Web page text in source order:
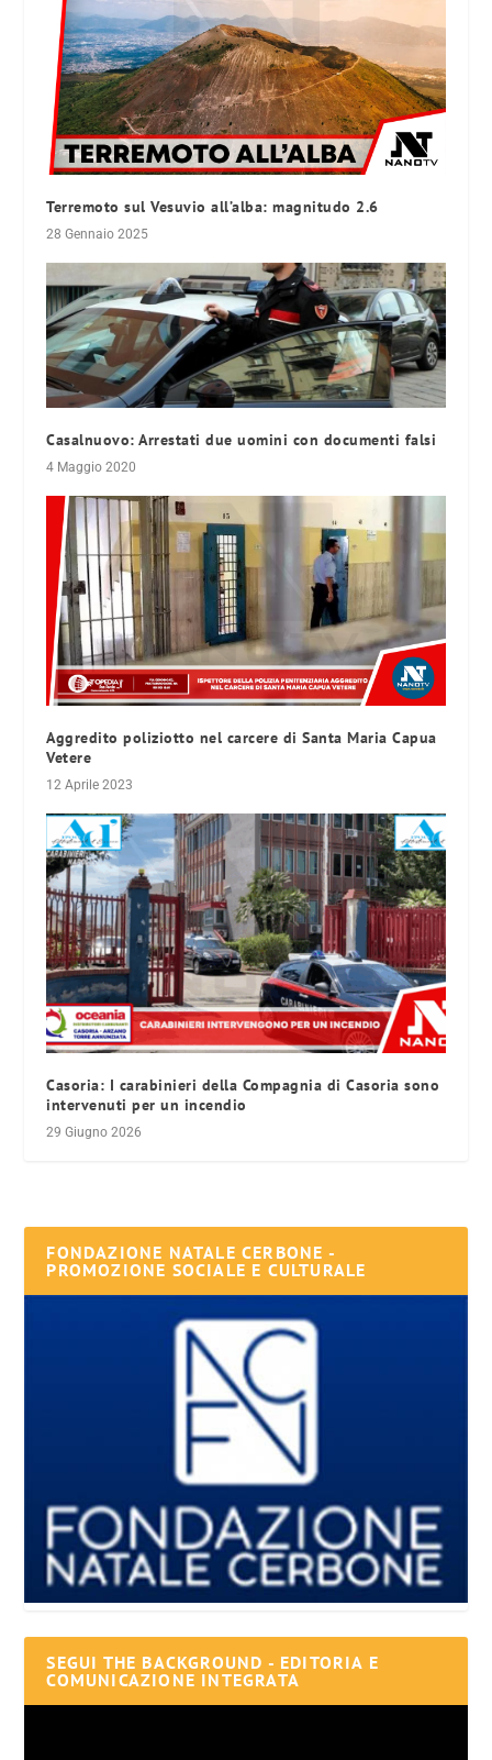
Terremoto sul Vesuvio all’alba: magnitudo 2.6
28 Gennaio 2025
Casalnuovo: Arrestati due uomini con documenti falsi
4 Maggio 2020
Aggredito poliziotto nel carcere di Santa Maria Capua
Vetere
12 Aprile 2023
Casoria: I carabinieri della Compagnia di Casoria sono
intervenuti per un incendio
29 Giugno 2026
FONDAZIONE NATALE CERBONE -
PROMOZIONE SOCIALE E CULTURALE
SEGUI THE BACKGROUND - EDITORIA E
COMUNICAZIONE INTEGRATA